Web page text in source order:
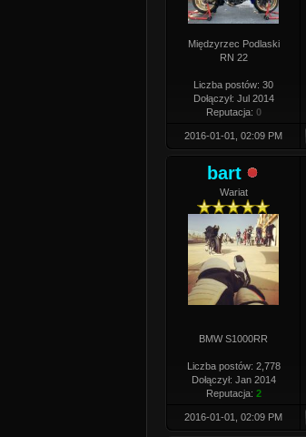
Międzyrzec Podlaski
RN 22
Liczba postów: 30
Dołączył: Jul 2014
Reputacja: 0
2016-01-01, 02:09 PM
bart
Wariat
BMW S1000RR
Liczba postów: 2,778
Dołączył: Jan 2014
Reputacja: 2
2016-01-01, 02:09 PM